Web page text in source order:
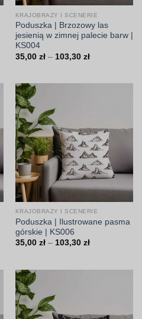
KRAJOBRAZY I SCENERIE
Poduszka | Brzozowy las
jesienią w zimnej palecie barw |
KS004
35,00 zł – 103,30 złZakres
KRAJOBRAZY I SCENERIE
Poduszka | Ilustrowane pasma
górskie | KS006
35,00 zł – 103,30 złZakres